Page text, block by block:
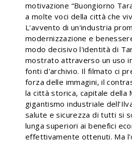
motivazione “Buongiorno
a molte voci della città che
L'avvento di un'industria
modernizzazione e
modo decisivo l'identità di
mostrato attraverso un uso
fonti d'archivio. Il filmato ci
forza delle immagini, il
la città storica, capitale della
gigantismo industriale
salute e sicurezza di tutti si
lunga superiori ai benefici
effettivamente ottenuti. Ma